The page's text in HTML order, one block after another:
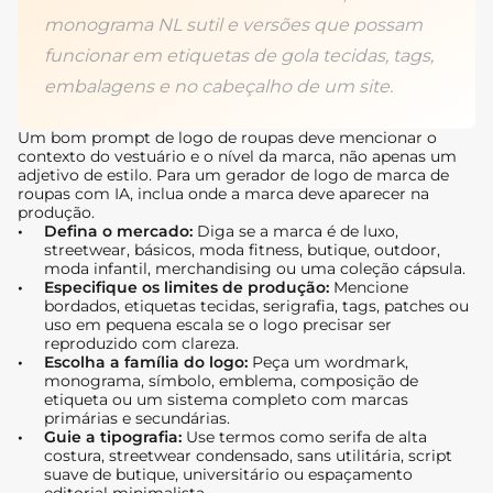
monograma NL sutil e versões que possam
funcionar em etiquetas de gola tecidas, tags,
embalagens e no cabeçalho de um site.
Um bom prompt de logo de roupas deve mencionar o
contexto do vestuário e o nível da marca, não apenas um
adjetivo de estilo. Para um gerador de logo de marca de
roupas com IA, inclua onde a marca deve aparecer na
produção.
Defina o mercado: Diga se a marca é de luxo,
streetwear, básicos, moda fitness, butique, outdoor,
moda infantil, merchandising ou uma coleção cápsula.
Especifique os limites de produção: Mencione
bordados, etiquetas tecidas, serigrafia, tags, patches ou
uso em pequena escala se o logo precisar ser
reproduzido com clareza.
Escolha a família do logo: Peça um wordmark,
monograma, símbolo, emblema, composição de
etiqueta ou um sistema completo com marcas
primárias e secundárias.
Guie a tipografia: Use termos como serifa de alta
costura, streetwear condensado, sans utilitária, script
suave de butique, universitário ou espaçamento